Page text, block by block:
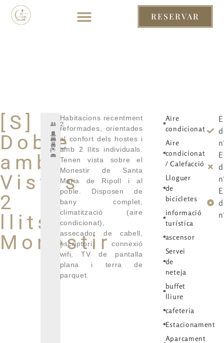
RESERVAR
RESERVAR
[S]
Doble
amb
Vistes
2
llits
Monestir
2
Habitacions recentment
reformades, orientades
al confort dels hostes i
amb 2 llits individuals.
Tenen vista sobre el
Monestir de Santa
Maria de Ripoll i al
poble. Disposen de
bany complet,
climatització (aire
condicionat),
assecador de cabell,
escriptori, connexió
wifi, TV de pantalla
plana i terra de
parquet.
Aire
condicionat
Aire
condicionat
/ Calefacció
Lloguer
de
bicicletes
informació
turística
ascensor
Servei
de
neteja
buffet
lliure
cafeteria
Estacionament
Aparcament